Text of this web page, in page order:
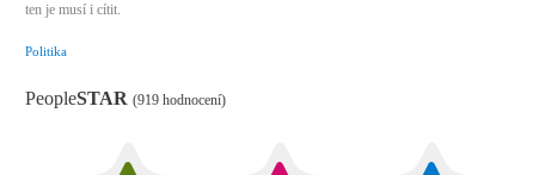
ten je musí i cítit.
Politika
PeopleSTAR (919 hodnocení)